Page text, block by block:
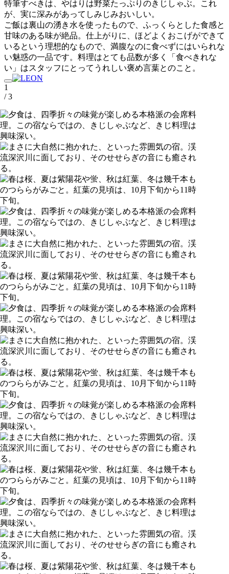
特筆すべきは、やはりは野菜たっぷりのきじしゃぶ。これ
が、実に深みがあってしみじみおいしい。
ご飯は裏山の湧き水を使ったもので、ふっくらとした食感と
甘味のある味が絶品。仕上がりに、ほどよくおこげができて
いるという理想的なもので、満腹なのに食べずにはいられな
い魅惑の一品です。料理はとても品数が多く「食べきれな
い」はスタッフにとってうれしい褒め言葉とのこと。
1
/ 3